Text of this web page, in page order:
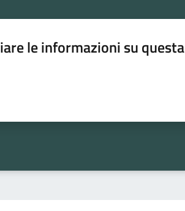
le informazioni su questa